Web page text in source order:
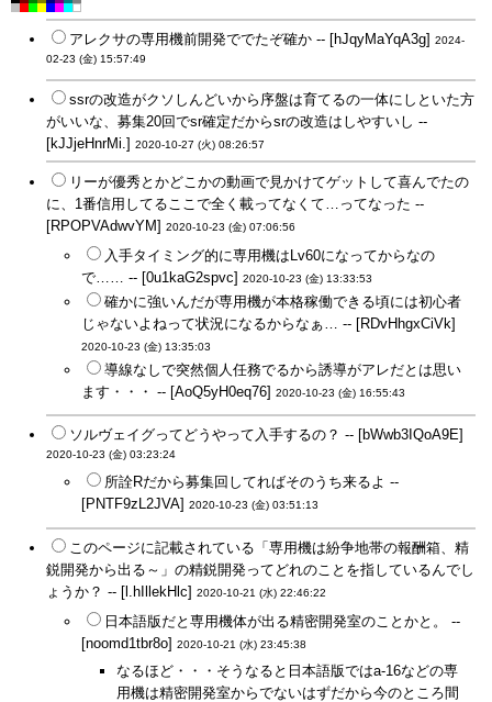
アレクサの専用機前開発ででたぞ確か -- [hJqyMaYqA3g] 2024-
02-23 (金) 15:57:49
ssrの改造がクソしんどいから序盤は育てるの一体にしといた方
がいいな、募集20回でsr確定だからsrの改造はしやすいし --
[kJJjeHnrMi.] 2020-10-27 (火) 08:26:57
リーが優秀とかどこかの動画で見かけてゲットして喜んでたの
に、1番信用してるここで全く載ってなくて…ってなった --
[RPOPVAdwvYM] 2020-10-23 (金) 07:06:56
入手タイミング的に専用機はLv60になってからなの
で…… -- [0u1kaG2spvc] 2020-10-23 (金) 13:33:53
確かに強いんだが専用機が本格稼働できる頃には初心者
じゃないよねって状況になるからなぁ… -- [RDvHhgxCiVk]
2020-10-23 (金) 13:35:03
導線なしで突然個人任務でるから誘導がアレだとは思い
ます・・・ -- [AoQ5yH0eq76] 2020-10-23 (金) 16:55:43
ソルヴェイグってどうやって入手するの？ -- [bWwb3IQoA9E]
2020-10-23 (金) 03:23:24
所詮Rだから募集回してればそのうち来るよ --
[PNTF9zL2JVA] 2020-10-23 (金) 03:51:13
このページに記載されている「専用機は紛争地帯の報酬箱、精
鋭開発から出る～」の精鋭開発ってどれのことを指しているんでし
ょうか？ -- [l.hIllekHlc] 2020-10-21 (水) 22:46:22
日本語版だと専用機体が出る精密開発室のことかと。 --
[noomd1tbr8o] 2020-10-21 (水) 23:45:38
なるほど・・・そうなると日本語版ではa-16などの専
用機は精密開発室からでないはずだから今のところ間